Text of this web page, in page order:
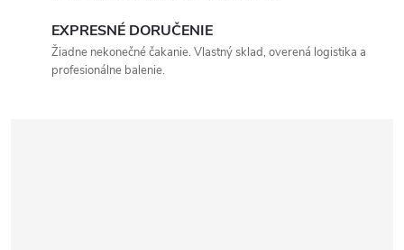
EXPRESNÉ DORUČENIE
Žiadne nekonečné čakanie. Vlastný sklad, overená logistika a
profesionálne balenie.